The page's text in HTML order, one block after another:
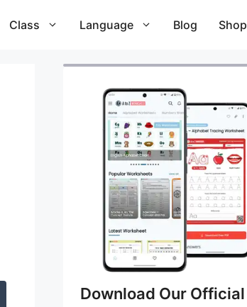
Class Language Blog Shop
Download Our Official